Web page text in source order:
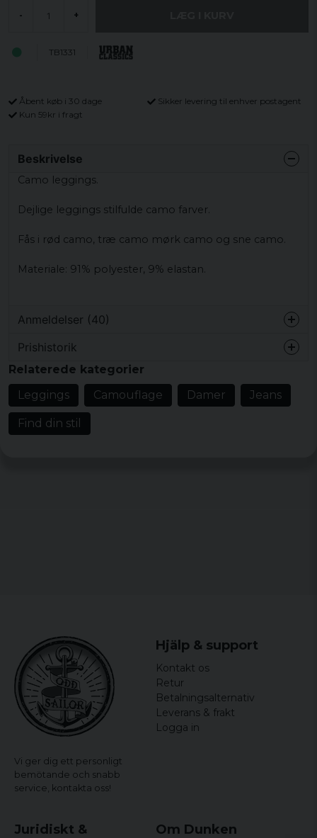
- +
TB1331
Åbent køb i 30 dage
Sikker levering til enhver postagent
Kun 59kr i fragt
Beskrivelse
Camo leggings.
Dejlige leggings stilfulde camo farver.
Fås i rød camo, træ camo mørk camo og sne camo.
Materiale: 91% polyester, 9% elastan.
Anmeldelser (40)
for 3 måneder siden
Produkten var exakt vad jag förväntade
mig. Toppen 👍
Merja Hillevi
Annika
for 2 år siden
Hanna
for 3 år siden
Bästa tightsen, skönaste tyg. Mitt tionde
Carina
for 3 år siden
for 3 år siden
Prishistorik
Relaterede kategorier
Leggings
Camouflage Damer Jeans
Find din stil
Vi ger dig ett personligt
bemötande och snabb
service, kontakta oss!
Hjälp & support
Kontakt os
Retur
Betalningsalternativ
Leverans & frakt
Logga in
Juridiskt & Om Dunken